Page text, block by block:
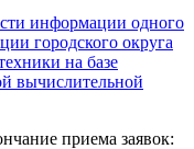
информации одного
городского округа
на базе
вычислительной
приема заявок: